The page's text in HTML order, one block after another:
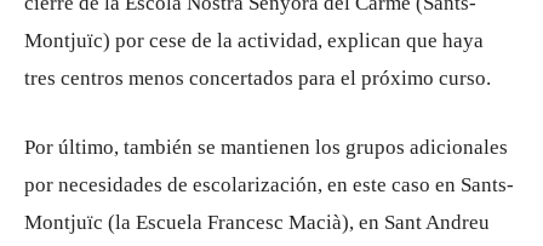
Montjuïc) por cese de la actividad, explican que haya
tres centros menos concertados para el próximo curso.
Por último, también se mantienen los grupos adicionales
por necesidades de escolarización, en este caso en Sants-
Montjuïc (la Escuela Francesc Macià), en Sant Andreu